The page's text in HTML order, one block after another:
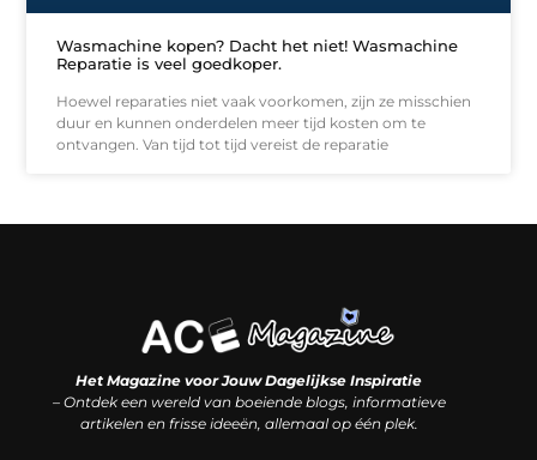
Wasmachine kopen? Dacht het niet! Wasmachine
Reparatie is veel goedkoper.
Hoewel reparaties niet vaak voorkomen, zijn ze misschien
duur en kunnen onderdelen meer tijd kosten om te
ontvangen. Van tijd tot tijd vereist de reparatie
Het Magazine voor Jouw Dagelijkse Inspiratie
– Ontdek een wereld van boeiende blogs, informatieve
artikelen en frisse ideeën, allemaal op één plek.